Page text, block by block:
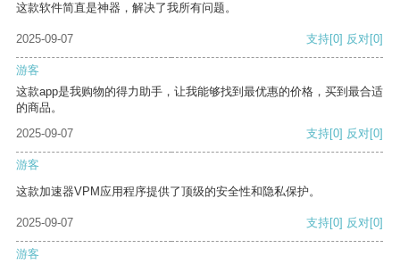
这款软件简直是神器，解决了我所有问题。
2025-09-07 支持[0] 反对[0]
游客
这款app是我购物的得力助手，让我能够找到最优惠的价格，买到最合适
的商品。
2025-09-07
支持[0] 反对[0]
游客
这款加速器VPM应用程序提供了顶级的安全性和隐私保护。
2025-09-07 支持[0] 反对[0]
游客